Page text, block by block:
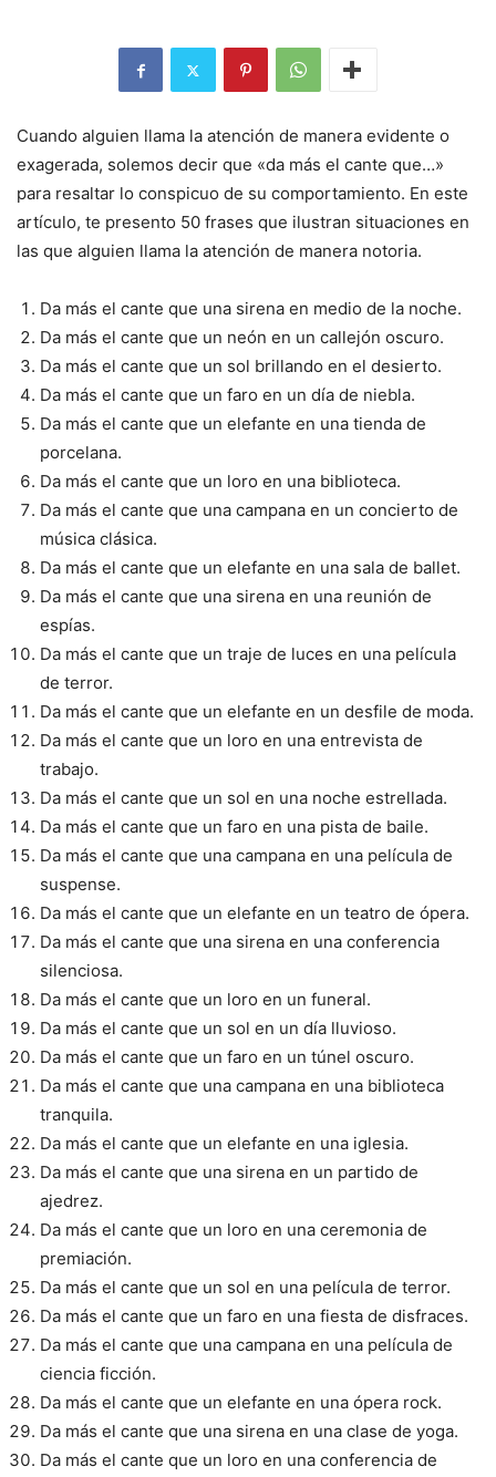
Cuando alguien llama la atención de manera evidente o
exagerada, solemos decir que «da más el cante que…»
para resaltar lo conspicuo de su comportamiento. En este
artículo, te presento 50 frases que ilustran situaciones en
las que alguien llama la atención de manera notoria.
Da más el cante que una sirena en medio de la noche.
Da más el cante que un neón en un callejón oscuro.
Da más el cante que un sol brillando en el desierto.
Da más el cante que un faro en un día de niebla.
Da más el cante que un elefante en una tienda de
porcelana.
Da más el cante que un loro en una biblioteca.
Da más el cante que una campana en un concierto de
música clásica.
Da más el cante que un elefante en una sala de ballet.
Da más el cante que una sirena en una reunión de
espías.
Da más el cante que un traje de luces en una película
de terror.
Da más el cante que un elefante en un desfile de moda.
Da más el cante que un loro en una entrevista de
trabajo.
Da más el cante que un sol en una noche estrellada.
Da más el cante que un faro en una pista de baile.
Da más el cante que una campana en una película de
suspense.
Da más el cante que un elefante en un teatro de ópera.
Da más el cante que una sirena en una conferencia
silenciosa.
Da más el cante que un loro en un funeral.
Da más el cante que un sol en un día lluvioso.
Da más el cante que un faro en un túnel oscuro.
Da más el cante que una campana en una biblioteca
tranquila.
Da más el cante que un elefante en una iglesia.
Da más el cante que una sirena en un partido de
ajedrez.
Da más el cante que un loro en una ceremonia de
premiación.
Da más el cante que un sol en una película de terror.
Da más el cante que un faro en una fiesta de disfraces.
Da más el cante que una campana en una película de
ciencia ficción.
Da más el cante que un elefante en una ópera rock.
Da más el cante que una sirena en una clase de yoga.
Da más el cante que un loro en una conferencia de